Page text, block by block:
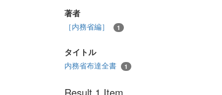
著者
［内務省編］ 1
タイトル
内務省布達全書 1